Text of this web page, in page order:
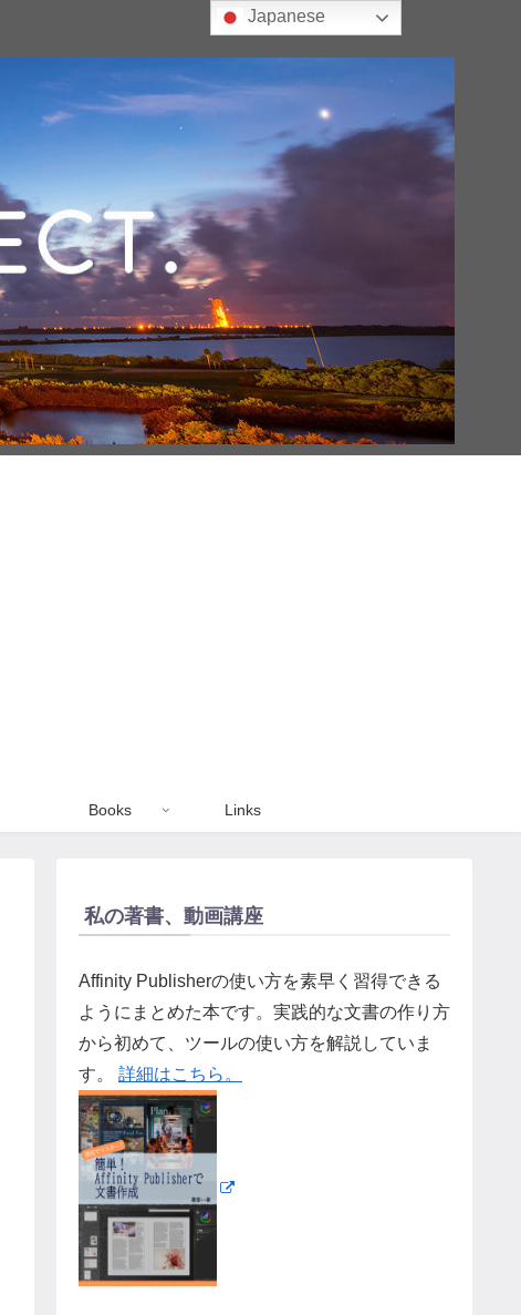
Books Links
私の著書、動画講座
Affinity Publisherの使い方を素早く習得できる
ようにまとめた本です。実践的な文書の作り方
から初めて、ツールの使い方を解説していま
す。 詳細はこちら。
Japanese